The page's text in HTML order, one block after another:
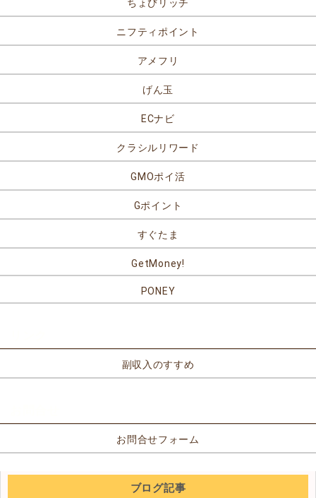
ちょびリッチ
ニフティポイント
アメフリ
げん玉
ECナビ
クラシルリワード
GMOポイ活
Gポイント
すぐたま
GetMoney!
PONEY
副収入のすすめ
お問合せフォーム
ブログ記事